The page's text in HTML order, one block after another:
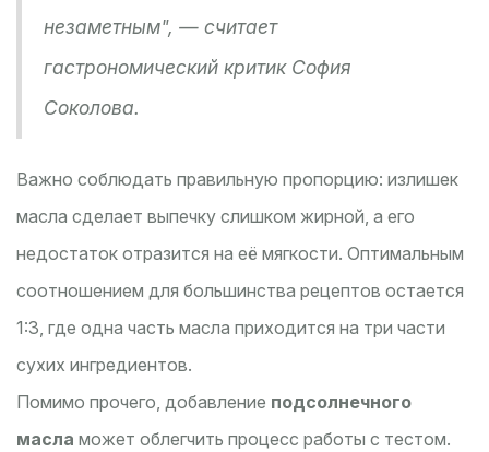
незаметным", — считает
гастрономический критик София
Соколова.
Важно соблюдать правильную пропорцию: излишек
масла сделает выпечку слишком жирной, а его
недостаток отразится на её мягкости. Оптимальным
соотношением для большинства рецептов остается
1:3, где одна часть масла приходится на три части
сухих ингредиентов.
Помимо прочего, добавление подсолнечного
масла может облегчить процесс работы с тестом.